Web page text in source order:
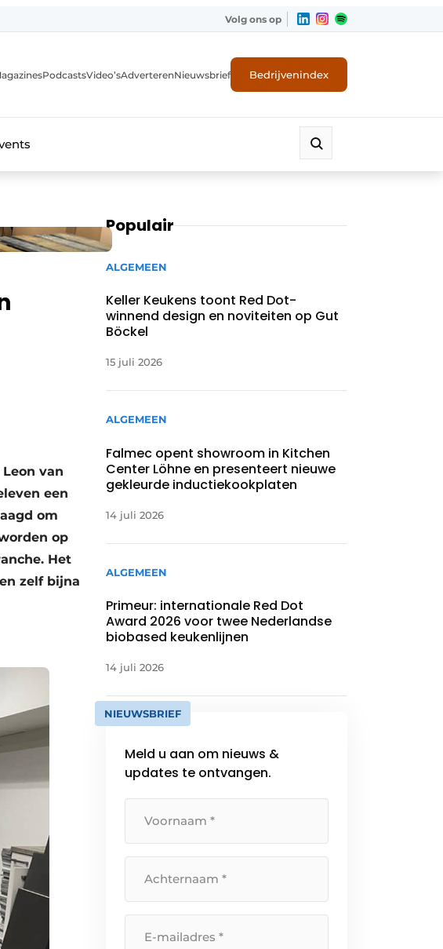
Volg ons op
PodcastsVideo’sAdverterenNieuwsbrief Bedrijvenindex
van
een
om
op
Het
zelf bijna
Populair
ALGEMEEN
Keller Keukens toont Red Dot-
winnend design en noviteiten op Gut
Böckel
15 juli 2026
ALGEMEEN
Falmec opent showroom in Kitchen
Center Löhne en presenteert nieuwe
gekleurde inductiekookplaten
14 juli 2026
ALGEMEEN
Primeur: internationale Red Dot
Award 2026 voor twee Nederlandse
biobased keukenlijnen
14 juli 2026
NIEUWSBRIEF
Meld u aan om nieuws &
updates te ontvangen.